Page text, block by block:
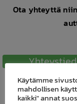
Ota yhteyttä
Käytämme
mahdollisen
kaikki" annat